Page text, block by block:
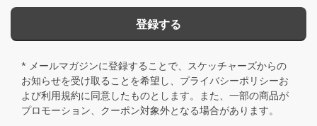
登録する
* メールマガジンに登録することで、スケッチャーズからの
お知らせを受け取ることを希望し、 プライバシーポリシーお
よび利用規約に同意したものとします。また、一部の商品が
プロモーション、クーポン対象外となる場合があります。